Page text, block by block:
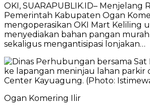
OKI, SUARAPUBLIK.ID– Menjelang
Pemerintah Kabupaten Ogan
mengoperasikan OKI Mart Keliling
menyediakan bahan pangan
sekaligus mengantisipasi lonjakan…
Ogan Komering Ilir